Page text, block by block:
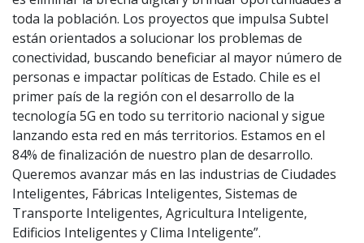
toda la población. Los proyectos que impulsa Subtel
están orientados a solucionar los problemas de
conectividad, buscando beneficiar al mayor número de
personas e impactar políticas de Estado. Chile es el
primer país de la región con el desarrollo de la
tecnología 5G en todo su territorio nacional y sigue
lanzando esta red en más territorios. Estamos en el
84% de finalización de nuestro plan de desarrollo.
Queremos avanzar más en las industrias de Ciudades
Inteligentes, Fábricas Inteligentes, Sistemas de
Transporte Inteligentes, Agricultura Inteligente,
Edificios Inteligentes y Clima Inteligente”.